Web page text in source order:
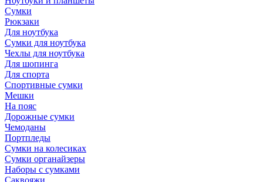
Сумки
Рюкзаки
Для ноутбука
Сумки для ноутбука
Чехлы для ноутбука
Для шопинга
Для спорта
Спортивные сумки
Мешки
На пояс
Дорожные сумки
Чемоданы
Портпледы
Сумки на колесиках
Сумки органайзеры
Наборы с сумками
Саквояжи